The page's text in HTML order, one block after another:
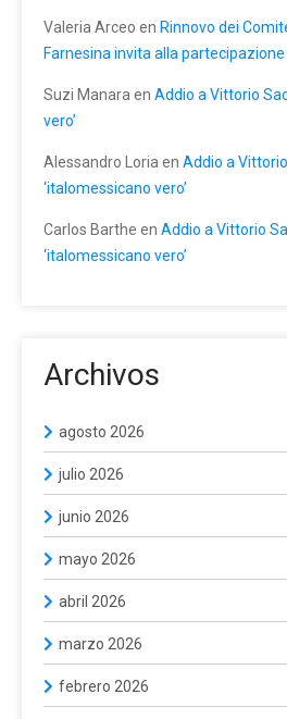
Valeria Arceo en Rinnovo dei
Farnesina invita alla partecipazione
Suzi Manara en Addio a Vittorio
vero’
Alessandro Loria en Addio a
‘italomessicano vero’
Carlos Barthe en Addio a Vittorio
‘italomessicano vero’
Archivos
agosto 2026
julio 2026
junio 2026
mayo 2026
abril 2026
marzo 2026
febrero 2026